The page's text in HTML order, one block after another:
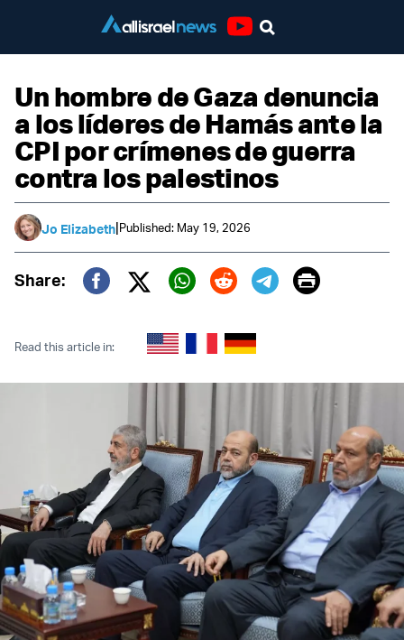
Un hombre de Gaza denuncia
a los líderes de Hamás ante la
CPI por crímenes de guerra
contra los palestinos
Jo Elizabeth|Published: May 19, 2026
Share:
Twitter (X)
Print
Read this article in: